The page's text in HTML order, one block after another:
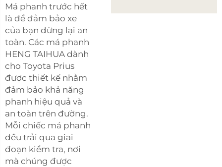
Má phanh trước hết
là để đảm bảo xe
của bạn dừng lại an
toàn. Các má phanh
HENG TAIHUA dành
cho Toyota Prius
được thiết kế nhằm
đảm bảo khả năng
phanh hiệu quả và
an toàn trên đường.
Mỗi chiếc má phanh
đều trải qua giai
đoạn kiểm tra, nơi
mà chúng được